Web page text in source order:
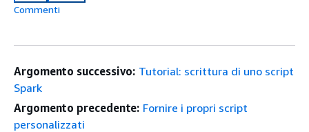
Commenti
Argomento successivo: Tutorial: scrittura di uno script
Spark
Argomento precedente: Fornire i propri script
personalizzati